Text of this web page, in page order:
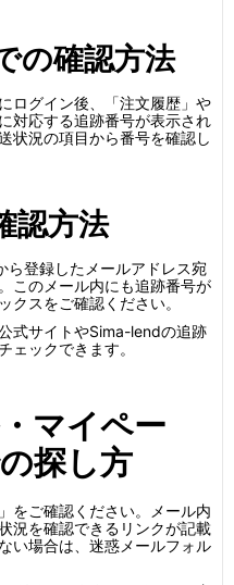
の確認方法
ログイン後、「注文履歴」や
対応する追跡番号が表示され
状況の項目から番号を確認し
認方法
登録したメールアドレス宛
このメール内にも追跡番号が
クスをご確認ください。
式サイトやSima-lendの追跡
ェックできます。
マイペー
探し方
をご確認ください。メール内
況を確認できるリンクが記載
い場合は、迷惑メールフォル